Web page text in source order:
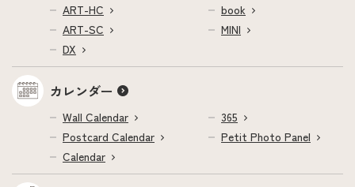
ART-HC
ART-SC
DX
book
MINI
カレンダー
Wall Calendar
Postcard Calendar
Calendar
365
Petit Photo Panel